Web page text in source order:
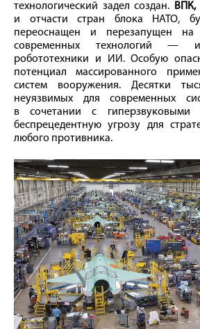
технологический задел создан. ВПК,
и отчасти стран блока НАТО,
переоснащен и перезапущен на
современных технологий —
робототехники и ИИ. Особую
потенциал массированного
систем вооружения. Десятки
неуязвимых для современных
в сочетании с гиперзвуковыми
беспрецедентную угрозу для
любого противника.